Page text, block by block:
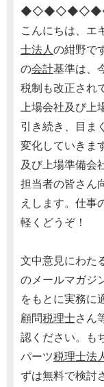
こんにちは、エ
士法人の紺野で
の会計基準は、
税制も改正され
上場会社及び上
引き続き、目ま
変化していきま
及び上場準備会
担当者の皆さん
えします。仕事
軽くどうぞ！
文中意見にわた
のメールマガジ
をもとに実務に
顧問税理士さん
認ください。も
パーツ税理士法
ずは無料で検討